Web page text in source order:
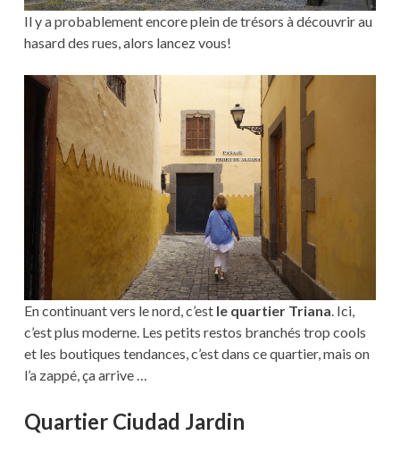
Il y a probablement encore plein de trésors à découvrir au
hasard des rues, alors lancez vous!
En continuant vers le nord, c’est le quartier Triana. Ici,
c’est plus moderne. Les petits restos branchés trop cools
et les boutiques tendances, c’est dans ce quartier, mais on
l’a zappé, ça arrive …
Quartier Ciudad Jardin